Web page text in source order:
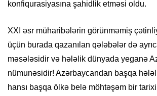
konfiqurasiyasına şahidlik etməsi oldu.
XXI əsr müharibələrin görünməmiş
üçün burada qazanılan qələbələr də
məsələsidir və hələlik dünyada yeganə
nümunəsidir! Azərbaycandan başqa
hansı başqa ölkə belə möhtəşəm bir